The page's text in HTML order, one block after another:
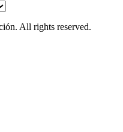
All rights reserved.